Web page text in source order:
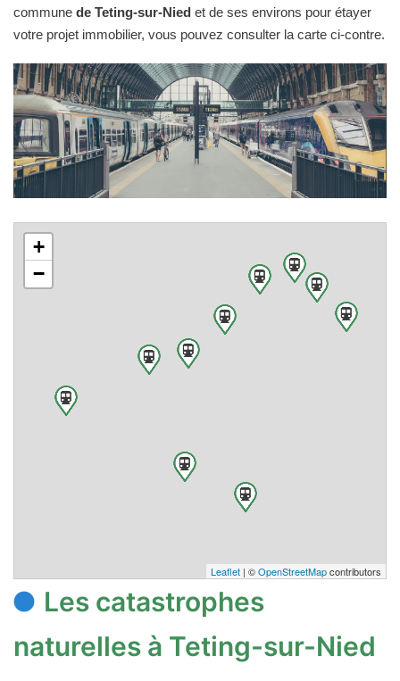
commune de Teting-sur-Nied et de ses environs pour étayer
votre projet immobilier, vous pouvez consulter la carte ci-contre.
+
−
Leaflet | ©OpenStreetMapcontributors
Les catastrophes
naturelles à Teting-sur-Nied